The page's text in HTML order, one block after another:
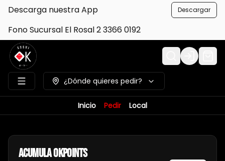
Descarga nuestra App Descargar
Fono Sucursal El Rosal 2 3366 0192
Login
¿Dónde quieres pedir?
Inicio Pedir Local
AcumulaOkpoints